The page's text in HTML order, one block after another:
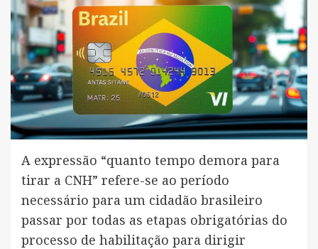
A expressão “quanto tempo demora para
tirar a CNH” refere-se ao período
necessário para um cidadão brasileiro
passar por todas as etapas obrigatórias do
processo de habilitação para dirigir